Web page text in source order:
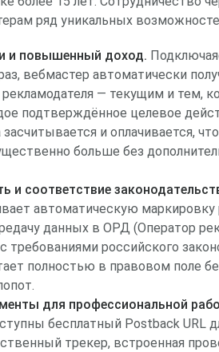
ряд уникальных
и повышенный доход.
вебмастер автоматически
— текущим и тем,
подтверждённое целевое
и оплачивается,
больше без
и соответствие
автоматическую
данных в ОРД (Оператор
требованиями российского
полностью в правовом поле
для профессиональной
бесплатный Postback URL
трекер, встроенная